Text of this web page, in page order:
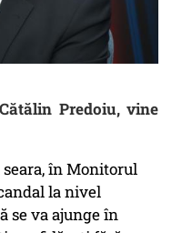
Predoiu, vine
seara, în Monitorul
la nivel
se va ajunge în